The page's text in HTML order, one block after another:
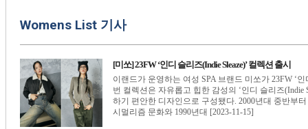
Womens List 기사
[미쏘] 23FW ‘인디 슬리즈(Indie Sleaze)’ 컬렉션 출시
이랜드가 운영하는 여성 SPA 브랜드 미쏘가 23FW ‘
번 컬렉션은 자유롭고 힙한 감성의 ‘인디 슬리즈
하기 편안한 디자인으로 구성됐다. 2000년대 중반부
시멀리즘 문화와 1990년대 [2023-11-15]